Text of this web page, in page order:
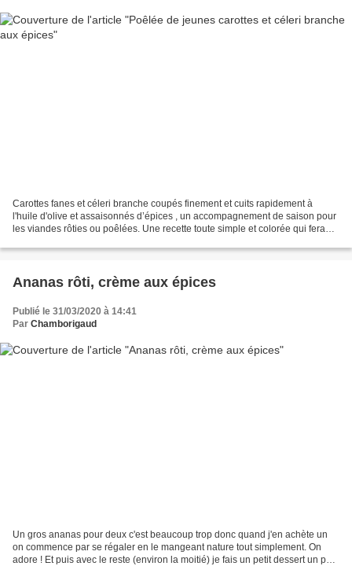
Carottes fanes et céleri branche coupés finement et cuits rapidement à
l'huile d'olive et assaisonnés d’épices , un accompagnement de saison pour
les viandes rôties ou poêlées. Une recette toute simple et colorée qui fera
Ananas rôti, crème aux épices
Publié le 31/03/2020 à 14:41
Par Chamborigaud
Un gros ananas pour deux c'est beaucoup trop donc quand j'en achète un
on commence par se régaler en le mangeant nature tout simplement. On
adore ! Et puis avec le reste (environ la moitié) je fais un petit dessert un peu